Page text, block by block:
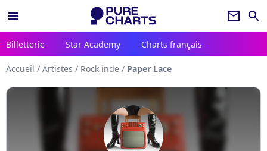
menu newsletter search
Billetterie Star Academy Charts français
Accueil / Artistes / Rock inde / Paper Lace